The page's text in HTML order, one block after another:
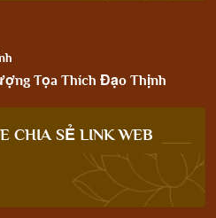
Tọa Thích Đạo Thịnh
CHIA SẺ LINK WEB